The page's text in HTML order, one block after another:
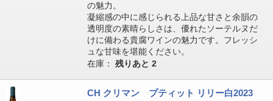
の魅力。
凝縮感の中に感じられる上品な甘さと余韻の
透明度の素晴らしさは、優れたソーテルヌだ
けに備わる貴腐ワインの魅力です。フレッシ
ュな甘味を堪能ください。
在庫： 残りあと 2
CH クリマン プティット リリー白2023